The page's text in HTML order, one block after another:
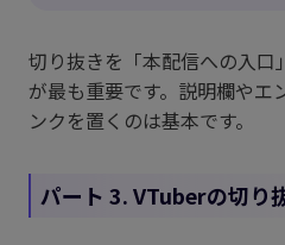
切り抜きを「本配信への入
が最も重要です。説明欄やエ
ンクを置くのは基本です。
パート 3. VTuberの切り